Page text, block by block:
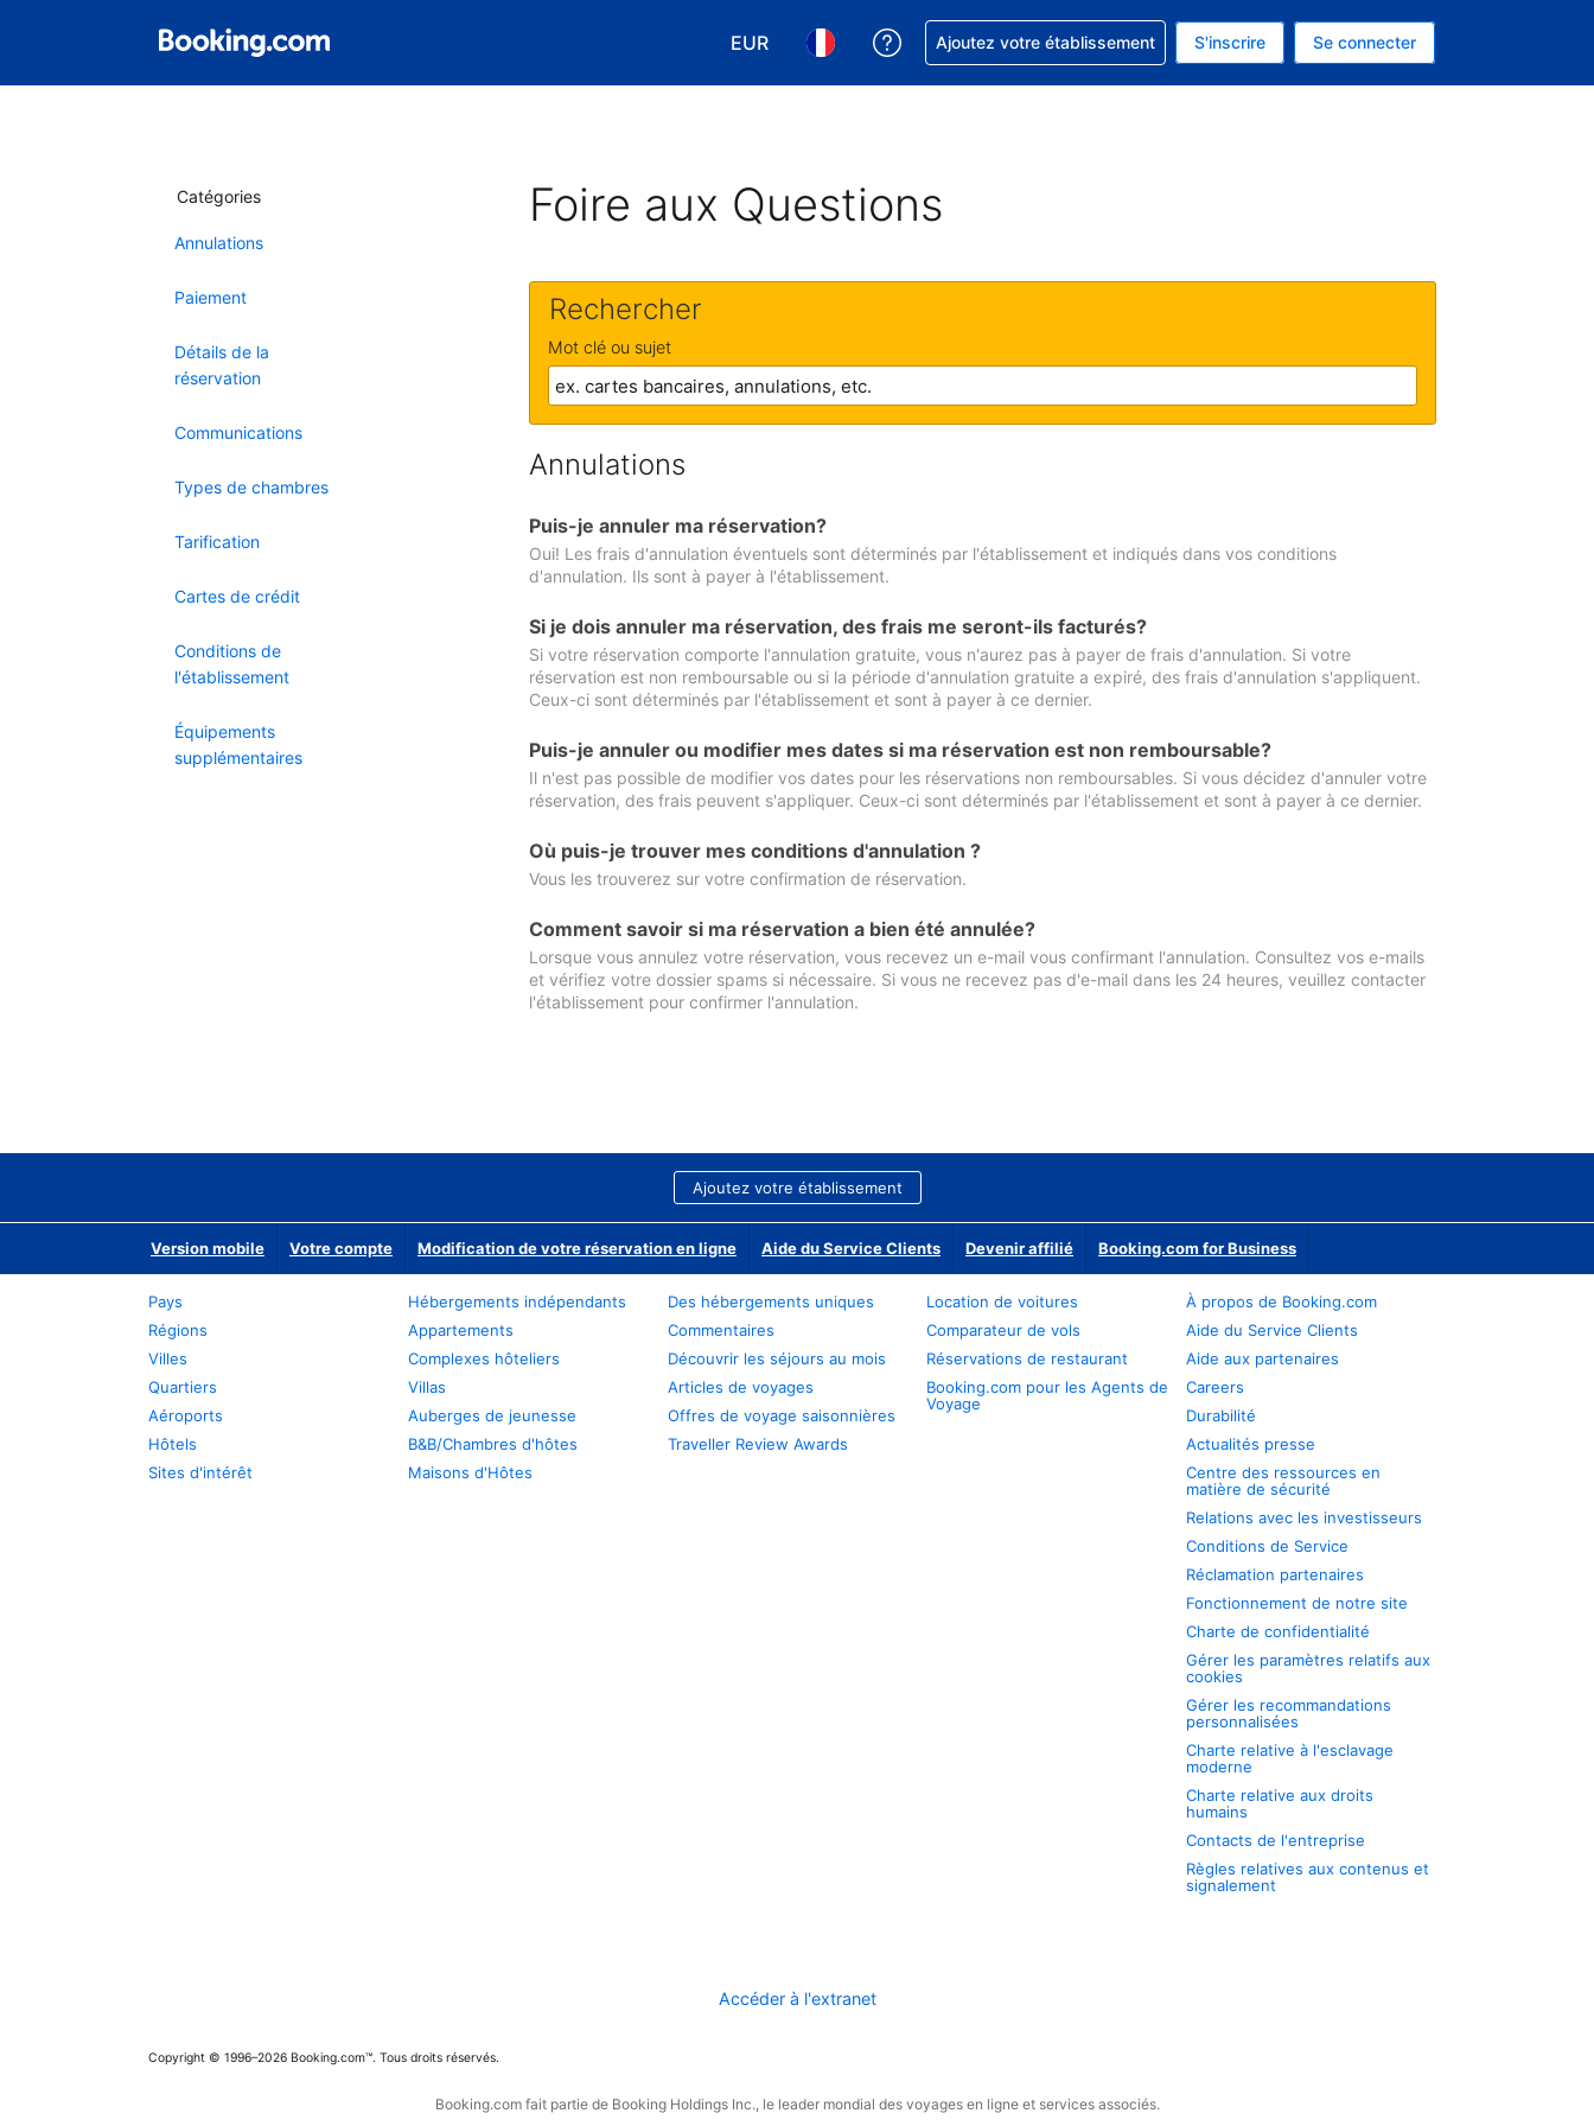
EUR
Choisissez votre devise. Votre devise actuelle est celle-ci : EUR.
Choisissez votre langue. Votre langue actuelle est celle-ci : Français.
Obtenez de l'aide concernant votre réservation
Ajoutez votre établissement S'inscrire Se connecter
Catégories
Annulations
Paiement
Détails de la
réservation
Communications
Types de chambres
Tarification
Cartes de crédit
Conditions de
l'établissement
Équipements
supplémentaires
Foire aux Questions
Rechercher
Mot clé ou sujet
Annulations
Puis-je annuler ma réservation?
Oui! Les frais d'annulation éventuels sont déterminés par l'établissement et indiqués dans vos conditions
d'annulation. Ils sont à payer à l'établissement.
Si je dois annuler ma réservation, des frais me seront-ils facturés?
Si votre réservation comporte l'annulation gratuite, vous n'aurez pas à payer de frais d'annulation. Si votre
réservation est non remboursable ou si la période d'annulation gratuite a expiré, des frais d'annulation s'appliquent.
Ceux-ci sont déterminés par l'établissement et sont à payer à ce dernier.
Puis-je annuler ou modifier mes dates si ma réservation est non remboursable?
Il n'est pas possible de modifier vos dates pour les réservations non remboursables. Si vous décidez d'annuler votre
réservation, des frais peuvent s'appliquer. Ceux-ci sont déterminés par l'établissement et sont à payer à ce dernier.
Où puis-je trouver mes conditions d'annulation ?
Vous les trouverez sur votre confirmation de réservation.
Comment savoir si ma réservation a bien été annulée?
Lorsque vous annulez votre réservation, vous recevez un e-mail vous confirmant l'annulation. Consultez vos e-mails
et vérifiez votre dossier spams si nécessaire. Si vous ne recevez pas d'e-mail dans les 24 heures, veuillez contacter
l'établissement pour confirmer l'annulation.
Ajoutez votre établissement
Version mobile Votre compte Modification de votre réservation en ligne Aide du Service Clients Devenir affilié Booking.com for Business
Pays
Régions
Villes
Quartiers
Aéroports
Hôtels
Sites d'intérêt
Hébergements indépendants
Appartements
Complexes hôteliers
Villas
Auberges de jeunesse
B&B/Chambres d'hôtes
Maisons d'Hôtes
Des hébergements uniques
Commentaires
Découvrir les séjours au mois
Articles de voyages
Offres de voyage saisonnières
Traveller Review Awards
Location de voitures
Comparateur de vols
Réservations de restaurant
Booking.com pour les Agents de
Voyage
À propos de Booking.com
Aide du Service Clients
Aide aux partenaires
Careers
Durabilité
Actualités presse
Centre des ressources en
matière de sécurité
Relations avec les investisseurs
Conditions de Service
Réclamation partenaires
Fonctionnement de notre site
Charte de confidentialité
Gérer les paramètres relatifs aux
cookies
Gérer les recommandations
personnalisées
Charte relative à l'esclavage
moderne
Charte relative aux droits
humains
Contacts de l'entreprise
Règles relatives aux contenus et
signalement
Accéder à l'extranet
Copyright © 1996–2026 Booking.com™. Tous droits réservés.
Booking.com fait partie de Booking Holdings Inc., le leader mondial des voyages en ligne et services associés.